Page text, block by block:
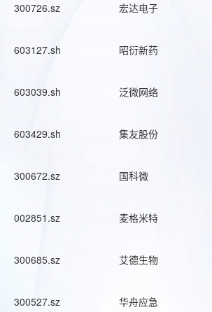
300726.sz 宏达电子
603127.sh 昭衍新药
603039.sh 泛微网络
603429.sh 集友股份
300672.sz 国科微
002851.sz 麦格米特
300685.sz 艾德生物
300527.sz 华舟应急